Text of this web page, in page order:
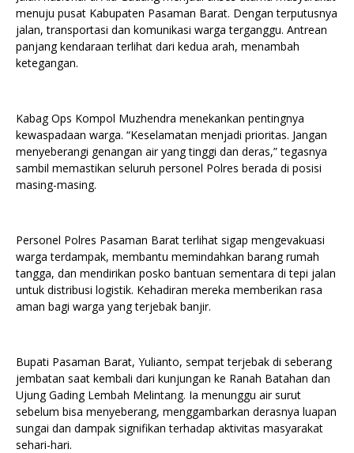
menuju pusat Kabupaten Pasaman Barat. Dengan terputusnya
jalan, transportasi dan komunikasi warga terganggu. Antrean
panjang kendaraan terlihat dari kedua arah, menambah
ketegangan.
Kabag Ops Kompol Muzhendra menekankan pentingnya
kewaspadaan warga. “Keselamatan menjadi prioritas. Jangan
menyeberangi genangan air yang tinggi dan deras,” tegasnya
sambil memastikan seluruh personel Polres berada di posisi
masing-masing.
Personel Polres Pasaman Barat terlihat sigap mengevakuasi
warga terdampak, membantu memindahkan barang rumah
tangga, dan mendirikan posko bantuan sementara di tepi jalan
untuk distribusi logistik. Kehadiran mereka memberikan rasa
aman bagi warga yang terjebak banjir.
Bupati Pasaman Barat, Yulianto, sempat terjebak di seberang
jembatan saat kembali dari kunjungan ke Ranah Batahan dan
Ujung Gading Lembah Melintang. Ia menunggu air surut
sebelum bisa menyeberang, menggambarkan derasnya luapan
sungai dan dampak signifikan terhadap aktivitas masyarakat
sehari-hari.